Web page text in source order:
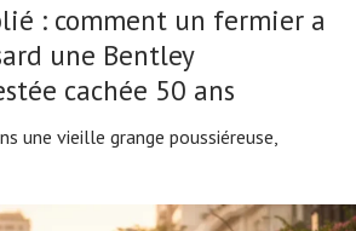
: comment un fermier a
une Bentley
cachée 50 ans
une vieille grange poussiéreuse,